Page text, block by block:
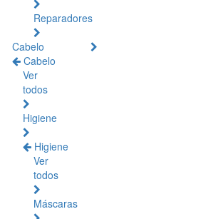
Reparadores
Cabelo
Cabelo
Ver
todos
Higiene
Higiene
Ver
todos
Máscaras